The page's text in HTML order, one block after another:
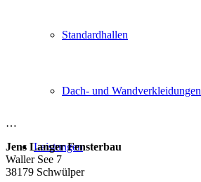
Standardhallen
Dach- und Wandverkleidungen
Leistungen
…
Jens Langer Fensterbau
Waller See 7
38179 Schwülper